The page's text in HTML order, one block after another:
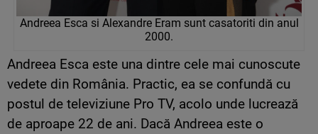
Andreea Esca si Alexandre Eram sunt casatoriti din anul
2000.
Andreea Esca este una dintre cele mai cunoscute
vedete din România. Practic, ea se confundă cu
postul de televiziune Pro TV, acolo unde lucrează
de aproape 22 de ani. Dacă Andreea este o